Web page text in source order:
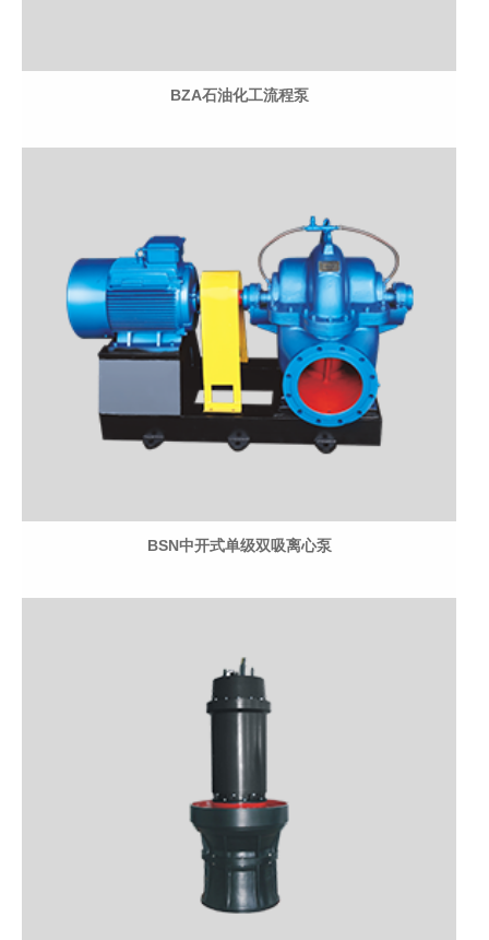
BZA石油化工流程泵
BSN中开式单级双吸离心泵